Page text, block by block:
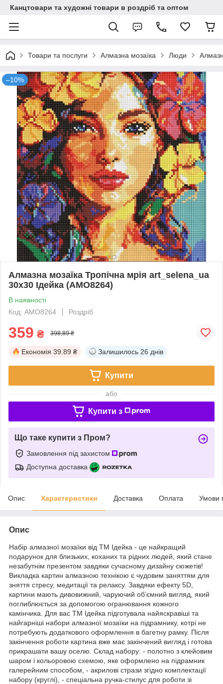
Канцтовари та художні товари в роздріб та оптом
Товари та послуги Алмазна мозаїка Люди
–10%
Алмазна мозаїка Тропічна мрія art_selena_ua
30х30 Ідейка (AMO8264)
В наявності
Код: AMO8264
Роздріб
359 ₴ 398,89 ₴
Економія 39.89 ₴ Залишилось 26 днів
Купити
або
Купити з
Що таке купити з Пром?
Замовлення під захистом
Доступна доставка
Опис Характеристики Доставка Оплата Умови
Опис
Набір алмазної мозаїки від ТМ Ідейка - це найкращий
подарунок для близьких, коханих та рідних людей, який стане
незабутнім презентом завдяки сучасному дизайну сюжетів!
Викладка картин алмазною технікою є чудовим заняттям для
зняття стресу, медитації та релаксу. Завдяки ефекту 5D,
картини мають дивовижний, чаруючий об’ємний вигляд, який
поглиблюється за допомогою огранювання кожного
камінчика. Для вас ТМ Ідейка підготувала найяскравіші та
найгарніші набори алмазної мозаїки на підрамнику, котрі не
потребують додаткового оформлення в багетну рамку. Після
закінчення роботи картина вже має закінчений вигляд і готова
прикрашати вашу оселю. Склад набору: - полотно з клейовим
шаром і кольоровою схемою, яке оформлено на підрамник
галерейним способом, - акрилові стрази згідно комплектації
набору (круглі), - спеціальна ручка-стилус для роботи зі